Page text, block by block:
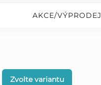
AKCE/VÝPRODEJ
Zvolte variantu